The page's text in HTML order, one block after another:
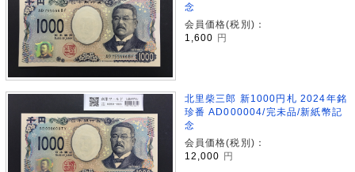
念
会員価格(税別)：
1,600 円
北里柴三郎 新1000円札 2024年銘
珍番 AD000004/完未品/新紙幣記
念
会員価格(税別)：
12,000 円